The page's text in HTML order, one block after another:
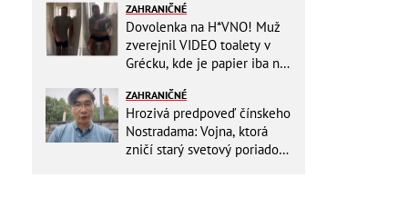
horšie
ZAHRANIČNÉ
Dovolenka na H*VNO! Muž
zverejnil VIDEO toalety v
Grécku, kde je papier iba na
do kuchyne
ZAHRANIČNÉ
Hrozivá predpoveď čínskeho
Nostradama: Vojna, ktorá
zničí starý svetový poriadok!